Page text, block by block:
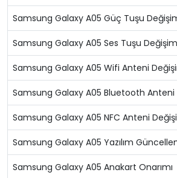
Samsung Galaxy A05 Güç Tuşu
Samsung Galaxy A05 Ses Tuşu
Samsung Galaxy A05 Wifi Anteni
Samsung Galaxy A05 Bluetooth Anteni
Samsung Galaxy A05 NFC Anteni
Samsung Galaxy A05 Yazılım
Samsung Galaxy A05 Anakart Onarımı